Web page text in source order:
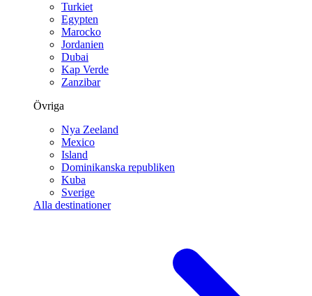
Turkiet
Egypten
Marocko
Jordanien
Dubai
Kap Verde
Zanzibar
Övriga
Nya Zeeland
Mexico
Island
Dominikanska republiken
Kuba
Sverige
Alla destinationer